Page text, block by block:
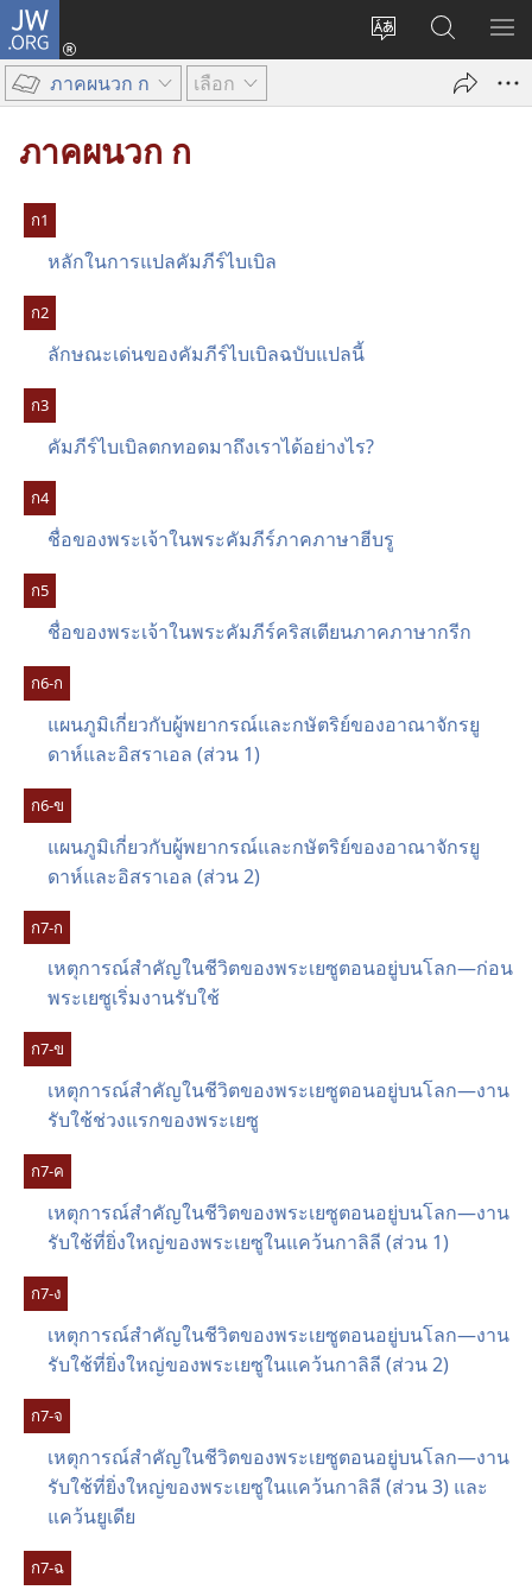
JW.ORG
เปลี่ยน
เข้า
(เปิด
ค้นหา
ใน
JW.ORG
แส
ภาคผนวก ก เลือก
ภาคผนวก ก
ก​1
หลัก​ใน​การ​แปล​คัมภีร์​ไบเบิล
ก​2
ลักษณะ​เด่น​ของ​คัมภีร์​ไบเบิล​ฉบับ​แปล​นี้
ก​3
คัมภีร์​ไบเบิล​ตก​ทอด​มา​ถึง​เรา​ได้​อย่าง​ไร?
ก​4
ชื่อ​ของ​พระเจ้า​ใน​พระ​คัมภีร์​ภาค​ภาษา​ฮีบรู
ก​5
ชื่อ​ของ​พระเจ้า​ใน​พระ​คัมภีร์​คริสเตียน​ภาค​ภาษา​กรีก
ก​6-ก
แผนภูมิ​เกี่ยว​กับ​ผู้​พยากรณ์​และ​กษัตริย์​ของ​อาณาจักร​ยู
ดาห์​และ​อิสราเอล (ส่วน 1)
ก​6-ข
แผนภูมิ​เกี่ยว​กับ​ผู้​พยากรณ์​และ​กษัตริย์​ของ​อาณาจักร​ยู
ดาห์​และ​อิสราเอล (ส่วน 2)
ก​7-ก
เหตุ​การณ์​สำคัญ​ใน​ชีวิต​ของ​พระ​เยซู​ตอน​อยู่​บน​โลก—ก่อน​
พระ​เยซู​เริ่ม​งาน​รับใช้
ก​7-ข
เหตุ​การณ์​สำคัญ​ใน​ชีวิต​ของ​พระ​เยซู​ตอน​อยู่​บน​โลก—งาน​
รับใช้​ช่วง​แรก​ของ​พระ​เยซู
ก​7-ค
เหตุ​การณ์​สำคัญ​ใน​ชีวิต​ของ​พระ​เยซู​ตอน​อยู่​บน​โลก—งาน​
รับใช้​ที่​ยิ่ง​ใหญ่​ของ​พระ​เยซู​ใน​แคว้น​กาลิลี (ส่วน 1)
ก​7-ง
เหตุ​การณ์​สำคัญ​ใน​ชีวิต​ของ​พระ​เยซู​ตอน​อยู่​บน​โลก—งาน​
รับใช้​ที่​ยิ่ง​ใหญ่​ของ​พระ​เยซู​ใน​แคว้น​กาลิลี (ส่วน 2)
ก​7-จ
เหตุ​การณ์​สำคัญ​ใน​ชีวิต​ของ​พระ​เยซู​ตอน​อยู่​บน​โลก—งาน​
รับใช้​ที่​ยิ่ง​ใหญ่​ของ​พระ​เยซู​ใน​แคว้น​กาลิลี (ส่วน 3) และ​
แคว้น​ยูเดีย
ก​7-ฉ